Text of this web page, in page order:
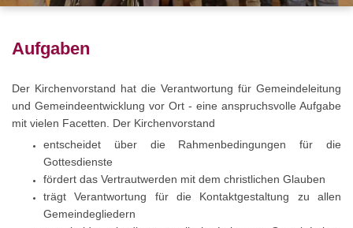
Aufgaben
Der Kirchenvorstand hat die Verantwortung für Gemeindeleitung
und Gemeindeentwicklung vor Ort - eine anspruchsvolle Aufgabe
mit vielen Facetten. Der Kirchenvorstand
entscheidet über die Rahmenbedingungen für die
Gottesdienste
fördert das Vertrautwerden mit dem christlichen Glauben
trägt Verantwortung für die Kontaktgestaltung zu allen
Gemeindegliedern